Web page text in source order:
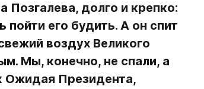
Позгалева, долго и крепко:
пойти его будить. А он спит
воздух Великого
Мы, конечно, не спали, а
Ожидая Президента,